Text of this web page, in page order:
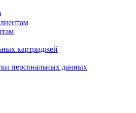
картриджей
персональных данных